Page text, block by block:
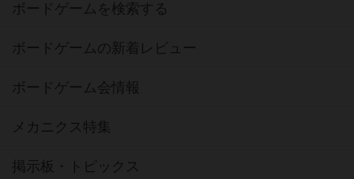
ボードゲームを検索する
ボードゲームの新着レビュー
ボードゲーム会情報
メカニクス特集
掲示板・トピックス